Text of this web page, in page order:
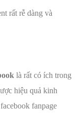
rất rễ dàng và
là rất có ích trong
hiệu quả kinh
fanpage